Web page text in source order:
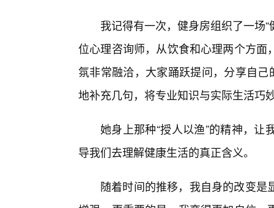
我记得有一次，健身房组织了一场
位心理咨询师，从饮食和心理两个方
氛非常融洽，大家踊跃提问，分享自
地补充几句，将专业知识与实际生活巧
她身上那种“授人以渔”的精神，
导我们去理解健康生活的真正含义。
随着时间的推移，我自身的改变